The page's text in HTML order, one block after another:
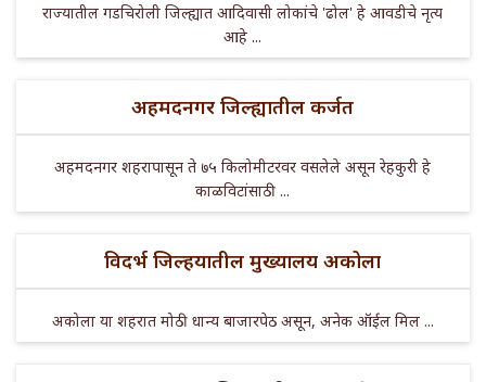
राज्यातील गडचिरोली जिल्ह्यात आदिवासी लोकांचे 'ढोल' हे आवडीचे नृत्य
आहे ...
अहमदनगर जिल्ह्यातील कर्जत
अहमदनगर शहरापासून ते ७५ किलोमीटरवर वसलेले असून रेहकुरी हे
काळविटांसाठी ...
विदर्भ जिल्हयातील मुख्यालय अकोला
अकोला या शहरात मोठी धान्य बाजारपेठ असून, अनेक ऑईल मिल ...